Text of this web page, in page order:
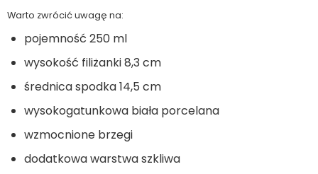
Warto zwrócić uwagę na:
pojemność 250 ml
wysokość filiżanki 8,3 cm
średnica spodka 14,5 cm
wysokogatunkowa biała porcelana
wzmocnione brzegi
dodatkowa warstwa szkliwa